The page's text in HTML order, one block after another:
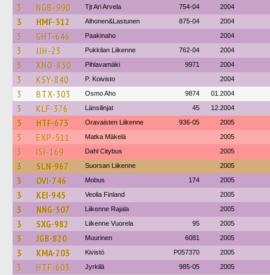
3 NGB-990 Tjt Ari Arvela 754-04 2004
3 HMF-312 Alhonen&Lastunen 875-04 2004
3 GHT-646 Paakinaho 2004
3 JJH-23 Pukkilan Liikenne 762-04 2004
3 XNO-830 Pihlavamäki 9971 2004
3 KSY-840 P. Koivisto 2004
3 BTX-303 Osmo Aho 9874 01.2004
3 KLF-376 Länsilinjat 45 12.2004
3 HTF-673 Oravaisten Liikenne 936-05 2005
3 EXP-511 Matka Mäkelä 2005
3 ISI-169 Dahl Citybus 2005
3 SLN-967 Suorsan Liikenne 2005
3 OVI-746 Mobus 174 2005
3 KEI-945 Veolia Finland 2005
3 NNG-507 Liikenne Rajala 2005
3 SXG-982 Liikenne Vuorela 95 2005
3 JGB-820 Muurinen 6081 2005
3 KMA-203 Kivistö P057370 2005
3 HTF-603 Jyrkilä 985-05 2005